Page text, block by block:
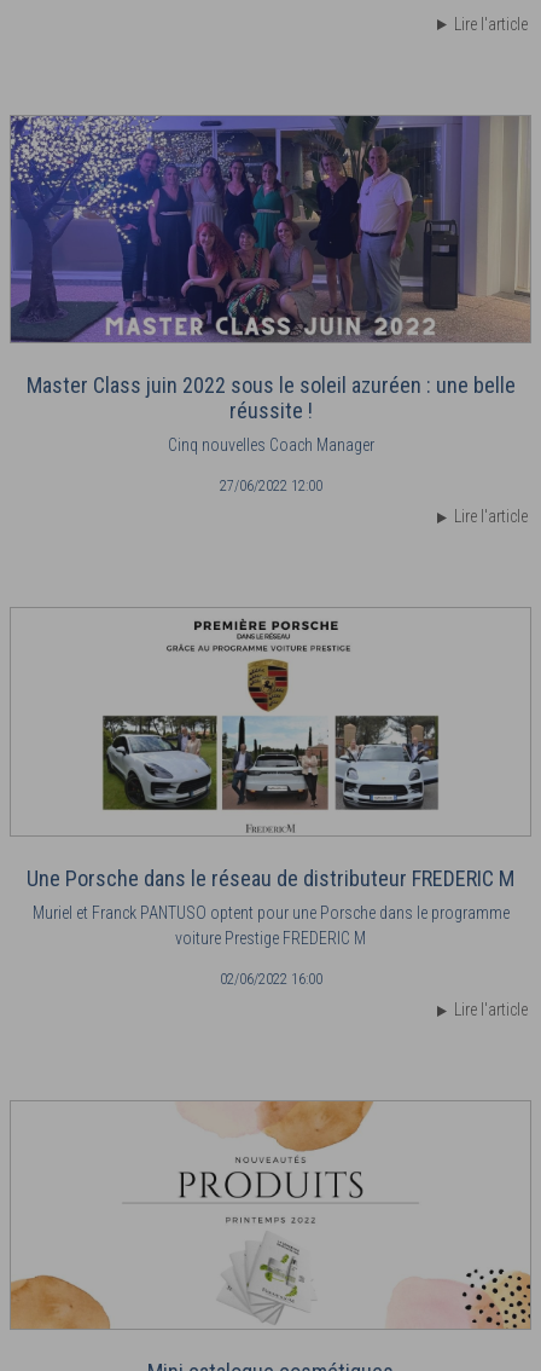
Lire l'article
Master Class juin 2022 sous le soleil azuréen : une belle
réussite !
Cinq nouvelles Coach Manager
27/06/2022 12:00
Lire l'article
Une Porsche dans le réseau de distributeur FREDERIC M
Muriel et Franck PANTUSO optent pour une Porsche dans le programme
voiture Prestige FREDERIC M
02/06/2022 16:00
Lire l'article